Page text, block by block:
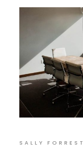
SALLY FORREST